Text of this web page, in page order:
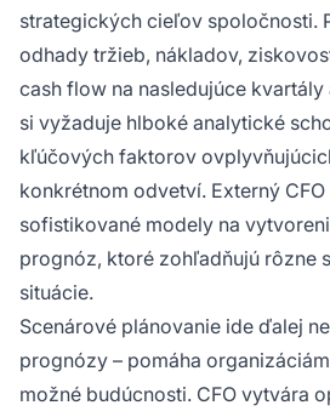
strategických cieľov spoločnosti.
odhady tržieb, nákladov,
cash flow na nasledujúce
si vyžaduje hlboké analytické
kľúčových faktorov
konkrétnom odvetví. Externý
sofistikované modely na
prognóz, ktoré zohľadňujú rôzne
situácie.
Scenárové plánovanie ide ďalej
prognózy – pomáha
možné budúcnosti. CFO vytvára